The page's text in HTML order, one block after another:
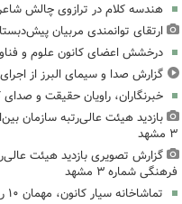
هندسه کلام در ترازوی چالش
ارتقای توانمندی مربیان
درخشش اعضای کانون علوم و
گزارش صدا و سیمای البرز از
خبرنگاران، راویان حقیقت و
۳ مشهد
گزارش تصویری بازدید هیئت
فرهنگی شماره ۳ مشهد
تماشاخانه سیار کانون، مهمان ۱۰ روزه‌ی شهرهای استان گلستان